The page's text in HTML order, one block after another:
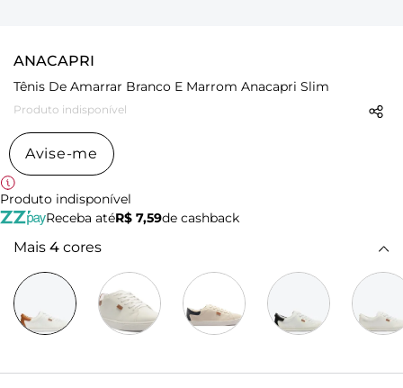
ANACAPRI
Tênis De Amarrar Branco E Marrom Anacapri Slim
Produto indisponível
Avise-me
Produto indisponível
Receba atéR$ 7,59de cashback
Mais 4 cores